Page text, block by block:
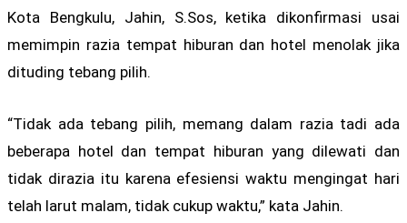
Kota Bengkulu, Jahin, S.Sos, ketika dikonfirmasi usai
memimpin razia tempat hiburan dan hotel menolak jika
dituding tebang pilih.
“Tidak ada tebang pilih, memang dalam razia tadi ada
beberapa hotel dan tempat hiburan yang dilewati dan
tidak dirazia itu karena efesiensi waktu mengingat hari
telah larut malam, tidak cukup waktu,” kata Jahin.